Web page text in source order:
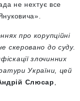
не нехтує все
про корупційні
скеровано до суду.
злочинних
України, цей
Слюсар